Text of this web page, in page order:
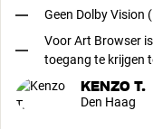
Geen Dolby Vision
Voor Art Browser
toegang te krijgen
KENZO T.
Den Haag